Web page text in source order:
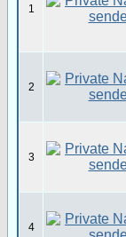
1
2
3
4